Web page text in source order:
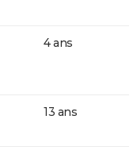
4 ans
13 ans